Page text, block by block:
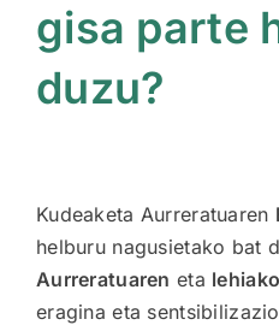
gisa parte
duzu?
Kudeaketa Aurreratuaren
helburu nagusietako bat
Aurreratuaren eta
eragina eta